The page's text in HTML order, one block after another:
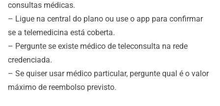
consultas médicas.
– Ligue na central do plano ou use o app para confirmar
se a telemedicina está coberta.
– Pergunte se existe médico de teleconsulta na rede
credenciada.
– Se quiser usar médico particular, pergunte qual é o valor
máximo de reembolso previsto.